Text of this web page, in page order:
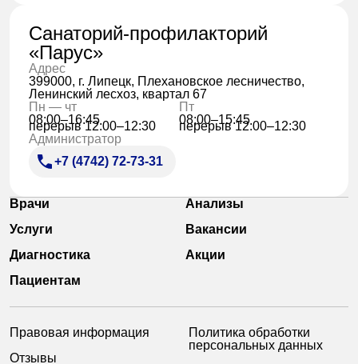
Санаторий-профилакторий
«Парус»
Адрес
399000, г. Липецк, Плехановское лесничество,
Ленинский лесхоз, квартал 67
Пн — чт
08:00–16:45
перерыв 12:00–12:30
Пт
08:00–15:45
перерыв 12:00–12:30
Администратор
+7 (4742) 72-73-31
Врачи
Анализы
Услуги
Вакансии
Диагностика
Акции
Пациентам
Правовая информация
Отзывы
Политика обработки
персональных данных